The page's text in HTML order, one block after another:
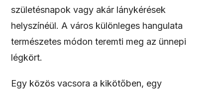
születésnapok vagy akár lánykérések
helyszínéül. A város különleges hangulata
természetes módon teremti meg az ünnepi
légkört.
Egy közös vacsora a kikötőben, egy